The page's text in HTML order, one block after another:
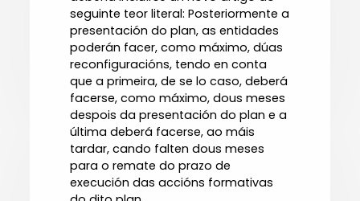
seguinte teor literal: Posteriormente a
presentación do plan, as entidades
poderán facer, como máximo, dúas
reconfiguracións, tendo en conta
que a primeira, de se lo caso, deberá
facerse, como máximo, dous meses
despois da presentación do plan e a
última deberá facerse, ao máis
tardar, cando falten dous meses
para o remate do prazo de
execución das accións formativas